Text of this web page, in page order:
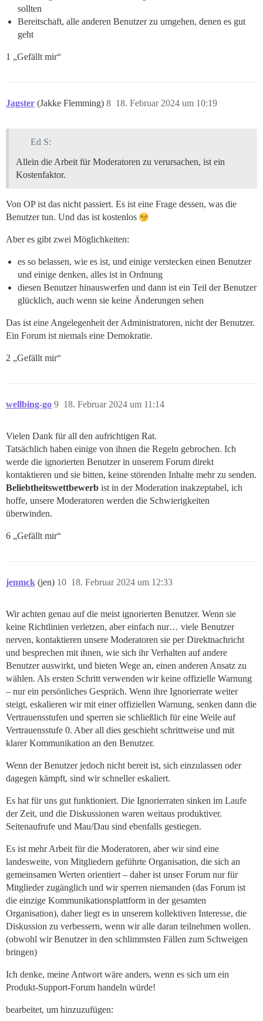
sollten
Bereitschaft, alle anderen Benutzer zu umgehen, denen es gut
geht
1 „Gefällt mir“
Jagster (Jakke Flemming) 18. Februar 2024 um 10:19
8
Ed S:
Allein die Arbeit für Moderatoren zu verursachen, ist ein
Kostenfaktor.
Von OP ist das nicht passiert. Es ist eine Frage dessen, was die
Benutzer tun. Und das ist kostenlos
Aber es gibt zwei Möglichkeiten:
es so belassen, wie es ist, und einige verstecken einen Benutzer
und einige denken, alles ist in Ordnung
diesen Benutzer hinauswerfen und dann ist ein Teil der Benutzer
glücklich, auch wenn sie keine Änderungen sehen
Das ist eine Angelegenheit der Administratoren, nicht der Benutzer.
Ein Forum ist niemals eine Demokratie.
2 „Gefällt mir“
wellbing-go 18. Februar 2024 um 11:14
9
Vielen Dank für all den aufrichtigen Rat.
Tatsächlich haben einige von ihnen die Regeln gebrochen. Ich
werde die ignorierten Benutzer in unserem Forum direkt
kontaktieren und sie bitten, keine störenden Inhalte mehr zu senden.
Beliebtheitswettbewerb ist in der Moderation inakzeptabel, ich
hoffe, unsere Moderatoren werden die Schwierigkeiten
überwinden.
6 „Gefällt mir“
jenmck (jen) 18. Februar 2024 um 12:33
10
Wir achten genau auf die meist ignorierten Benutzer. Wenn sie
keine Richtlinien verletzen, aber einfach nur… viele Benutzer
nerven, kontaktieren unsere Moderatoren sie per Direktnachricht
und besprechen mit ihnen, wie sich ihr Verhalten auf andere
Benutzer auswirkt, und bieten Wege an, einen anderen Ansatz zu
wählen. Als ersten Schritt verwenden wir keine offizielle Warnung
– nur ein persönliches Gespräch. Wenn ihre Ignorierrate weiter
steigt, eskalieren wir mit einer offiziellen Warnung, senken dann die
Vertrauensstufen und sperren sie schließlich für eine Weile auf
Vertrauensstufe 0. Aber all dies geschieht schrittweise und mit
klarer Kommunikation an den Benutzer.
Wenn der Benutzer jedoch nicht bereit ist, sich einzulassen oder
dagegen kämpft, sind wir schneller eskaliert.
Es hat für uns gut funktioniert. Die Ignorierraten sinken im Laufe
der Zeit, und die Diskussionen waren weitaus produktiver.
Seitenaufrufe und Mau/Dau sind ebenfalls gestiegen.
Es ist mehr Arbeit für die Moderatoren, aber wir sind eine
landesweite, von Mitgliedern geführte Organisation, die sich an
gemeinsamen Werten orientiert – daher ist unser Forum nur für
Mitglieder zugänglich und wir sperren niemanden (das Forum ist
die einzige Kommunikationsplattform in der gesamten
Organisation), daher liegt es in unserem kollektiven Interesse, die
Diskussion zu verbessern, wenn wir alle daran teilnehmen wollen.
(obwohl wir Benutzer in den schlimmsten Fällen zum Schweigen
bringen)
Ich denke, meine Antwort wäre anders, wenn es sich um ein
Produkt-Support-Forum handeln würde!
bearbeitet, um hinzuzufügen: